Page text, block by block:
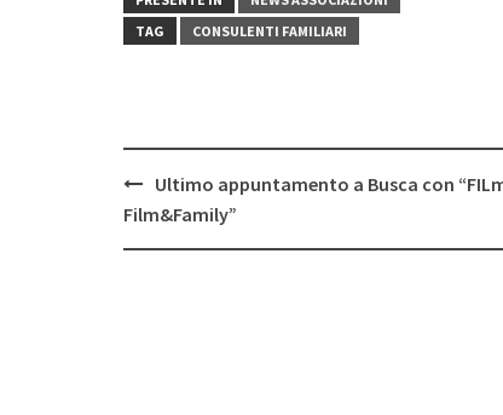
TAG
CONSULENTI FAMILIARI
Post
navigation
Ultimo appuntamento a Busca con
Film&Family”